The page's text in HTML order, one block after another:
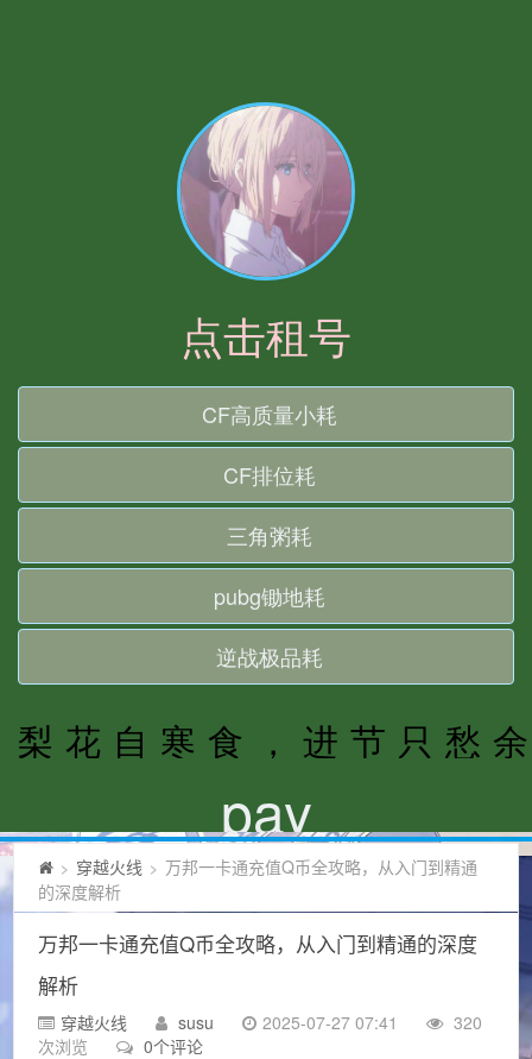
> 穿越火线 > 万邦一卡通充值Q币全攻略，从入门到精通
的深度解析
万邦一卡通充值Q币全攻略，从入门到精通的深度
解析
穿越火线 susu 2025-07-27 07:41
320
次浏览
0个评论